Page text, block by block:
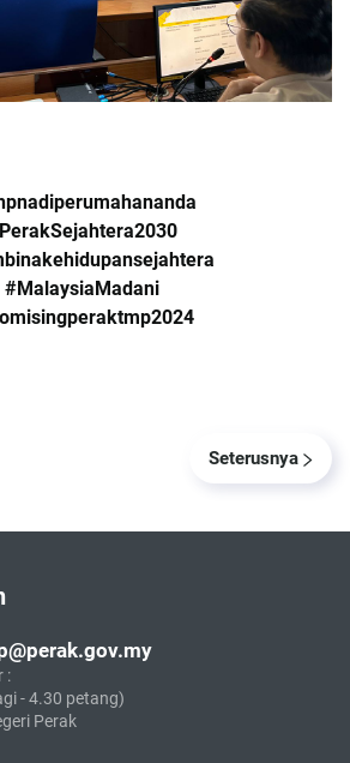
#MalaysiaMadani
Seterusnya
:
- 4.30 petang)
Perak